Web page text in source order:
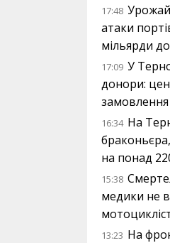
17:48 Урожай
атаки
мільярди
17:09 У
донори:
16:34 На
на понад
15:38
медики не
13:23 На